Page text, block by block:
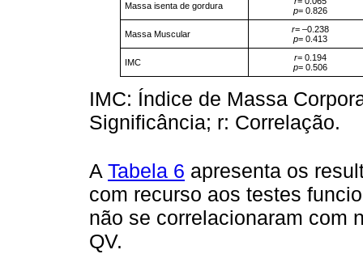
Massa isenta de gordura
p= 0.826
Massa Muscular r= –0.238
p= 0.413
IMC r= 0.194
p= 0.506
IMC: Índice de Massa
Significância; r: Correlação.
A Tabela 6 apresenta os
com recurso aos testes
não se correlacionaram com
QV.